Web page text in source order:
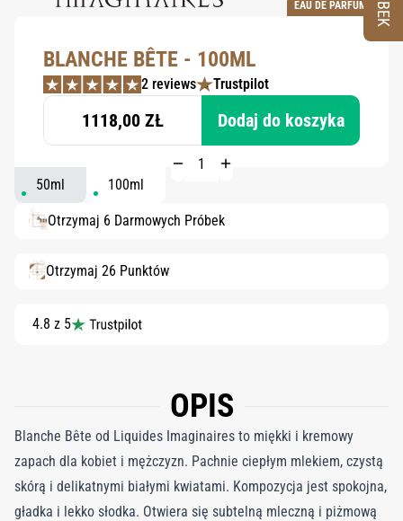
EAU DE PARFUM
BLANCHE BÊTE - 100ML
2 reviews Trustpilot
1118,00 ZŁ Dodaj do koszyka
50ml 100ml
Otrzymaj 6 Darmowych Próbek
Otrzymaj 26 Punktów
4.8 z 5
OPIS
Blanche Bête od Liquides Imaginaires to miękki i kremowy
zapach dla kobiet i mężczyzn. Pachnie ciepłym mlekiem, czystą
skórą i delikatnymi białymi kwiatami. Kompozycja jest spokojna,
gładka i lekko słodka. Otwiera się subtelną mleczną i piżmową